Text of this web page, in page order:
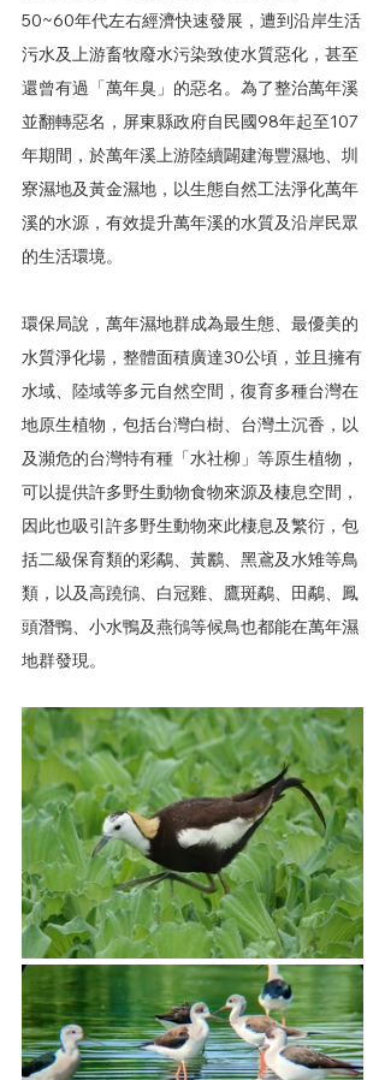
50~60年代左右經濟快速發展，遭到沿岸生活
污水及上游畜牧廢水污染致使水質惡化，甚至
還曾有過「萬年臭」的惡名。為了整治萬年溪
並翻轉惡名，屏東縣政府自民國98年起至107
年期間，於萬年溪上游陸續闢建海豐濕地、圳
寮濕地及黃金濕地，以生態自然工法淨化萬年
溪的水源，有效提升萬年溪的水質及沿岸民眾
的生活環境。
環保局說，萬年濕地群成為最生態、最優美的
水質淨化場，整體面積廣達30公頃，並且擁有
水域、陸域等多元自然空間，復育多種台灣在
地原生植物，包括台灣白樹、台灣土沉香，以
及瀕危的台灣特有種「水社柳」等原生植物，
可以提供許多野生動物食物來源及棲息空間，
因此也吸引許多野生動物來此棲息及繁衍，包
括二級保育類的彩鷸、黃鸝、黑鳶及水雉等鳥
類，以及高蹺鴴、白冠雞、鷹斑鷸、田鷸、鳳
頭潛鴨、小水鴨及燕鴴等候鳥也都能在萬年濕
地群發現。